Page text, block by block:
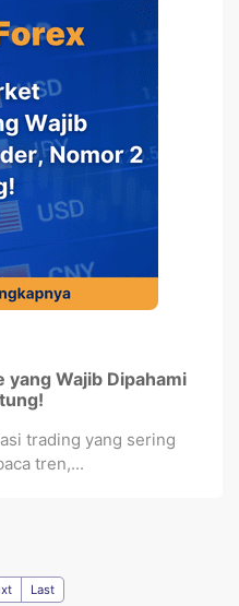
Wajib Dipahami
trading yang sering
tren,...
Last